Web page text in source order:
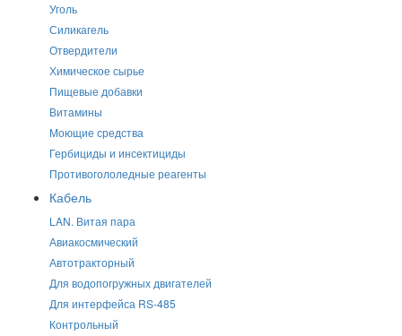
Уголь
Силикагель
Отвердители
Химическое сырье
Пищевые добавки
Витамины
Моющие средства
Гербициды и инсектициды
Противогололедные реагенты
Кабель
LAN. Витая пара
Авиакосмический
Автотракторный
Для водопогружных двигателей
Для интерфейса RS-485
Контрольный